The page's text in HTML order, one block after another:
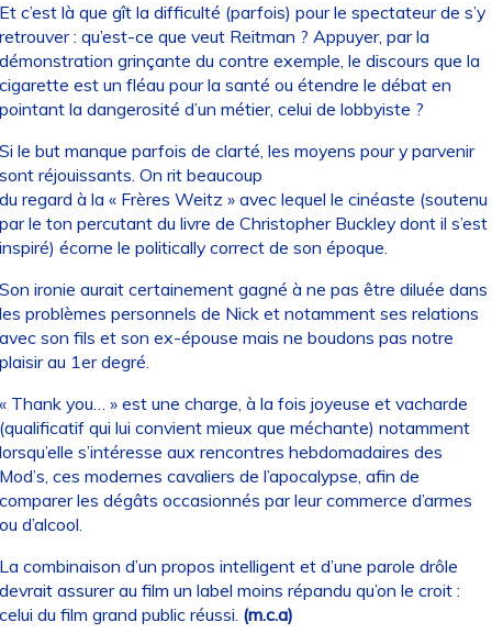
c’est là que gît la difficulté (parfois) pour le spectateur de s’y
: qu’est-ce que veut Reitman ? Appuyer, par la
grinçante du contre exemple, le discours que la
est un fléau pour la santé ou étendre le débat en
la dangerosité d’un métier, celui de lobbyiste ?
le but manque parfois de clarté, les moyens pour y parvenir
réjouissants. On rit beaucoup
regard à la « Frères Weitz » avec lequel le cinéaste (soutenu
le ton percutant du livre de Christopher Buckley dont il s’est
écorne le politically correct de son époque.
ironie aurait certainement gagné à ne pas être diluée dans
problèmes personnels de Nick et notamment ses relations
son fils et son ex-épouse mais ne boudons pas notre
au 1er degré.
Thank you… » est une charge, à la fois joyeuse et vacharde
qui lui convient mieux que méchante) notamment
s’intéresse aux rencontres hebdomadaires des
ces modernes cavaliers de l’apocalypse, afin de
les dégâts occasionnés par leur commerce d’armes
d’alcool.
combinaison d’un propos intelligent et d’une parole drôle
assurer au film un label moins répandu qu’on le croit :
du film grand public réussi. (m.c.a)